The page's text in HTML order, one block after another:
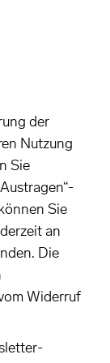
der
Nutzung
Sie
Sie
an
Die
Widerruf